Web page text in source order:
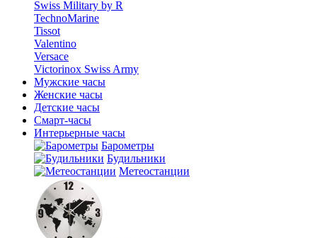
Swiss Military by R
TechnoMarine
Tissot
Valentino
Versace
Victorinox Swiss Army
Мужские часы
Женские часы
Детские часы
Смарт-часы
Интерьерные часы
Барометры
Будильники
Метеостанции